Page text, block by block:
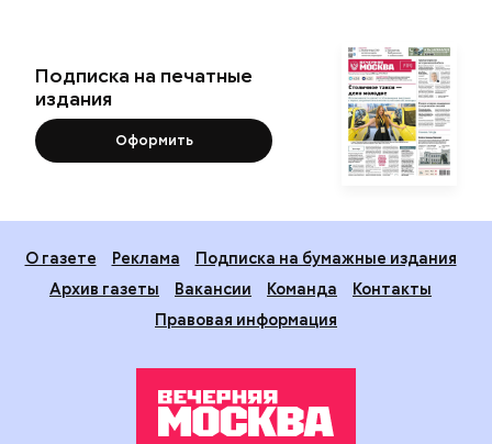
Подписка на печатные
издания
Оформить
О газете Реклама
Подписка на бумажные издания
Архив газеты
Вакансии Команда
Контакты
Правовая информация